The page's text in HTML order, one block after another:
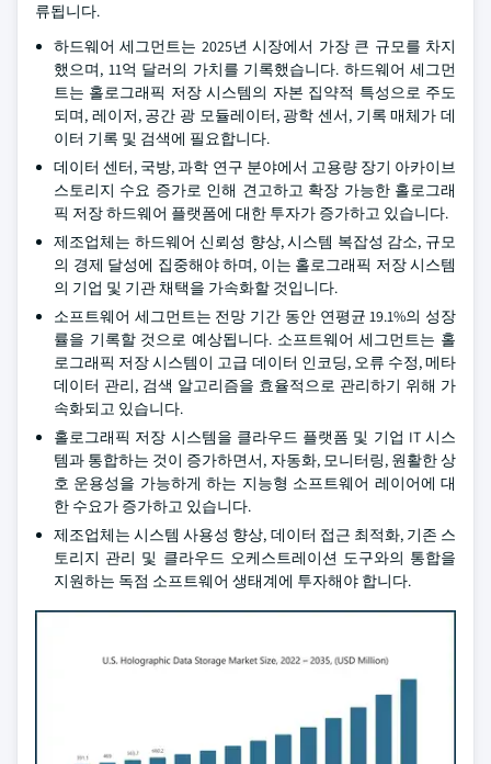
류됩니다.
하드웨어 세그먼트는 2025년 시장에서 가장 큰 규모를 차지
했으며, 11억 달러의 가치를 기록했습니다. 하드웨어 세그먼
트는 홀로그래픽 저장 시스템의 자본 집약적 특성으로 주도
되며, 레이저, 공간 광 모듈레이터, 광학 센서, 기록 매체가 데
이터 기록 및 검색에 필요합니다.
데이터 센터, 국방, 과학 연구 분야에서 고용량 장기 아카이브
스토리지 수요 증가로 인해 견고하고 확장 가능한 홀로그래
픽 저장 하드웨어 플랫폼에 대한 투자가 증가하고 있습니다.
제조업체는 하드웨어 신뢰성 향상, 시스템 복잡성 감소, 규모
의 경제 달성에 집중해야 하며, 이는 홀로그래픽 저장 시스템
의 기업 및 기관 채택을 가속화할 것입니다.
소프트웨어 세그먼트는 전망 기간 동안 연평균 19.1%의 성장
률을 기록할 것으로 예상됩니다. 소프트웨어 세그먼트는 홀
로그래픽 저장 시스템이 고급 데이터 인코딩, 오류 수정, 메타
데이터 관리, 검색 알고리즘을 효율적으로 관리하기 위해 가
속화되고 있습니다.
홀로그래픽 저장 시스템을 클라우드 플랫폼 및 기업 IT 시스
템과 통합하는 것이 증가하면서, 자동화, 모니터링, 원활한 상
호 운용성을 가능하게 하는 지능형 소프트웨어 레이어에 대
한 수요가 증가하고 있습니다.
제조업체는 시스템 사용성 향상, 데이터 접근 최적화, 기존 스
토리지 관리 및 클라우드 오케스트레이션 도구와의 통합을
지원하는 독점 소프트웨어 생태계에 투자해야 합니다.